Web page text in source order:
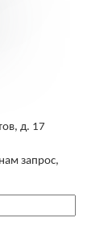
д. 17
запрос,